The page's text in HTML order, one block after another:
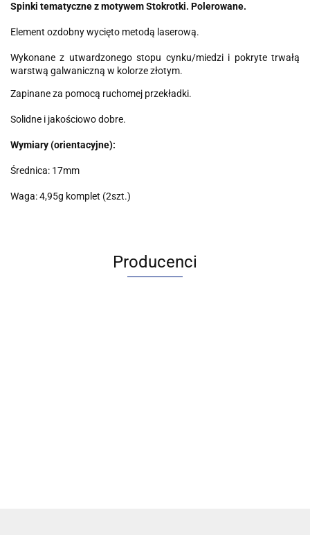
Spinki tematyczne z motywem Stokrotki. Polerowane.
Element ozdobny wycięto metodą laserową.
Wykonane z utwardzonego stopu cynku/miedzi i pokryte trwałą
warstwą galwaniczną w kolorze złotym.
Zapinane za pomocą ruchomej przekładki.
Solidne i jakościowo dobre.
Wymiary (orientacyjne):
Średnica: 17mm
Waga: 4,95g komplet (2szt.)
Producenci